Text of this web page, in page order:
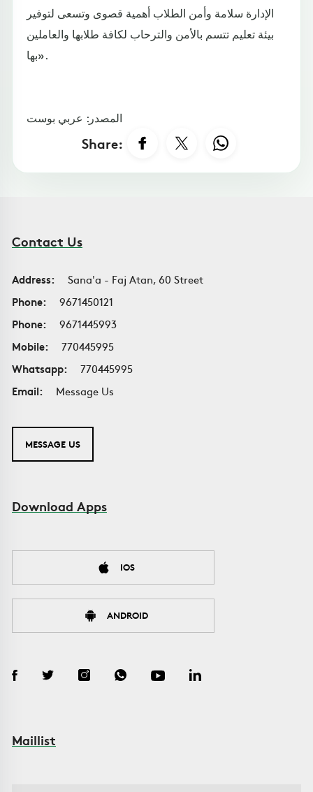
الإدارة سلامة وأمن الطلاب أهمية قصوى وتسعى لتوفير
بيئة تعليم تتسم بالأمن والترحاب لكافة طلابها والعاملين
بها».
المصدر: عربي بوست
Share:
Contact Us
Address:
Sana'a - Faj Atan, 60 Street
Phone:
9671450121
Phone:
9671445993
Mobile:
770445995
Whatsapp:
770445995
Email:
Message Us
MESSAGE US
Download Apps
IOS
ANDROID
Maillist